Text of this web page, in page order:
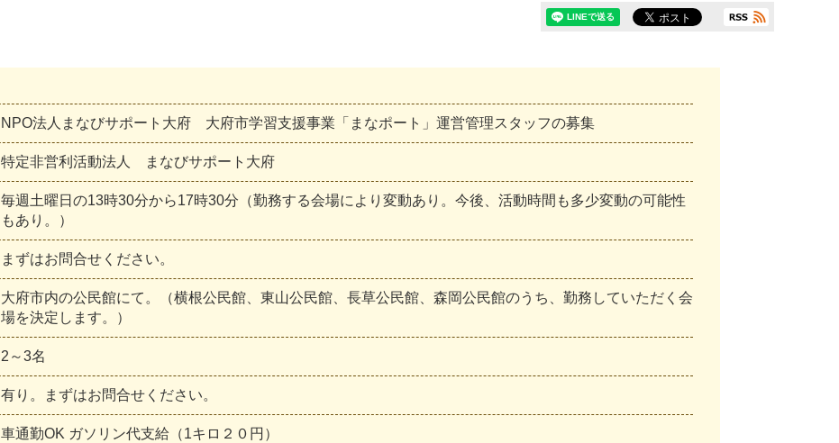
NPO法人まなびサポート大府 大府市学習支援事業「まなポート」運営管理スタッフの募集
特定非営利 活動法人 ま なびサポー ト 大府
毎週土曜 日 の13時30分から17時30分 （勤務する会場によ り 変動あ り 。 今後、 活動時間 も多少変動の可能性
もあ り 。 ）
ま ずはお問合せ く ださ い。
大府市内の公民館にて。 （横根公民館、 東山公民館、 長草公民館、 森岡公民館のう ち 、 勤務 していただ く 会
場を決定 し ま す。 ）
2 ～3名
有り 。 ま ずはお問合せ く ださ い。
車通勤OK ガソ リ ン代支給 （1キ ロ ２ ０ 円 ）